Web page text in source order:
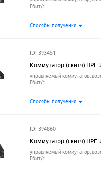
Гбит/с
Способы получения
ID: 393451
Коммутатор (свитч) HPE
управляемый коммутатор,
Гбит/с
Способы получения
ID: 394860
Коммутатор (свитч) HPE
управляемый коммутатор,
Гбит/с